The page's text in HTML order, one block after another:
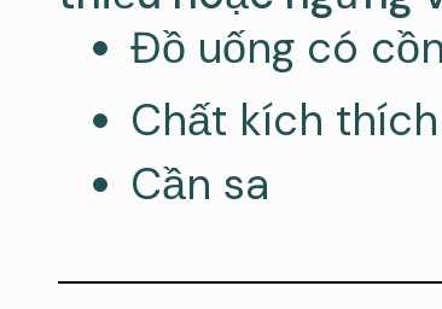
Đồ uống có cồn
Chất kích
Cần sa